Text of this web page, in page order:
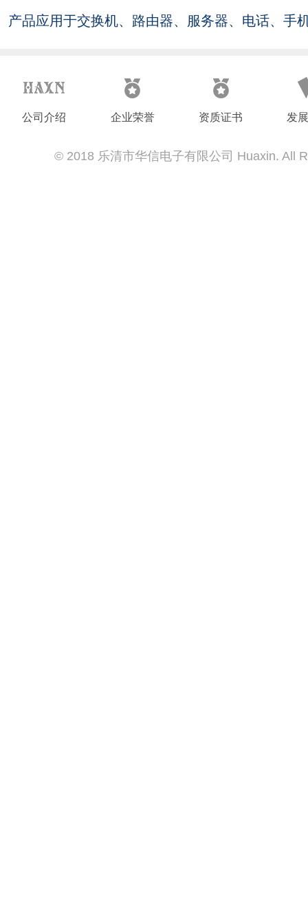
务器、电话、手机、笔记本电脑、以及 产品
光纤
公司介绍 企业荣誉 资质证书 发
© 2018 乐清市华信电子有限公司 Huaxin. All